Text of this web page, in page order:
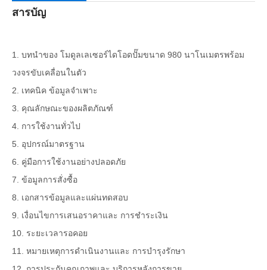
สารบัญ
1. บทนำของ โมดูลเลเซอร์ไดโอดปั๊มขนาด 980 นาโนเมตรพร้อม
วงจรขับเคลื่อนในตัว
2. เทคนิค ข้อมูลจำเพาะ
3. คุณลักษณะของผลิตภัณฑ์
4. การใช้งานทั่วไป
5. อุปกรณ์มาตรฐาน
6. คู่มือการใช้งานอย่างปลอดภัย
7. ข้อมูลการสั่งซื้อ
8. เอกสารข้อมูลและแผ่นทดสอบ
9. เงื่อนไขการเสนอราคาและ การชำระเงิน
10. ระยะเวลารอคอย
11. หมายเหตุการดำเนินงานและ การบำรุงรักษา